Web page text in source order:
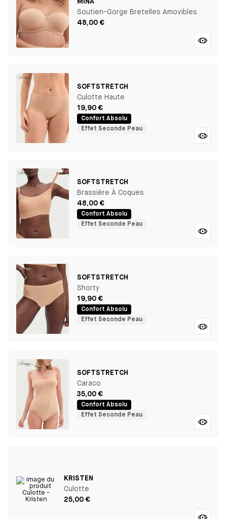
MINA
Soutien-Gorge Bretelles Amovibles
48,00 €
SOFTSTRETCH
Culotte Haute
19,90 €
Confort Absolu
Effet Seconde Peau
SOFTSTRETCH
Brassière À Coques
48,00 €
Confort Absolu
Effet Seconde Peau
SOFTSTRETCH
Shorty
19,90 €
Confort Absolu
Effet Seconde Peau
SOFTSTRETCH
Caraco
35,00 €
Confort Absolu
Effet Seconde Peau
KRISTEN
Culotte
25,00 €